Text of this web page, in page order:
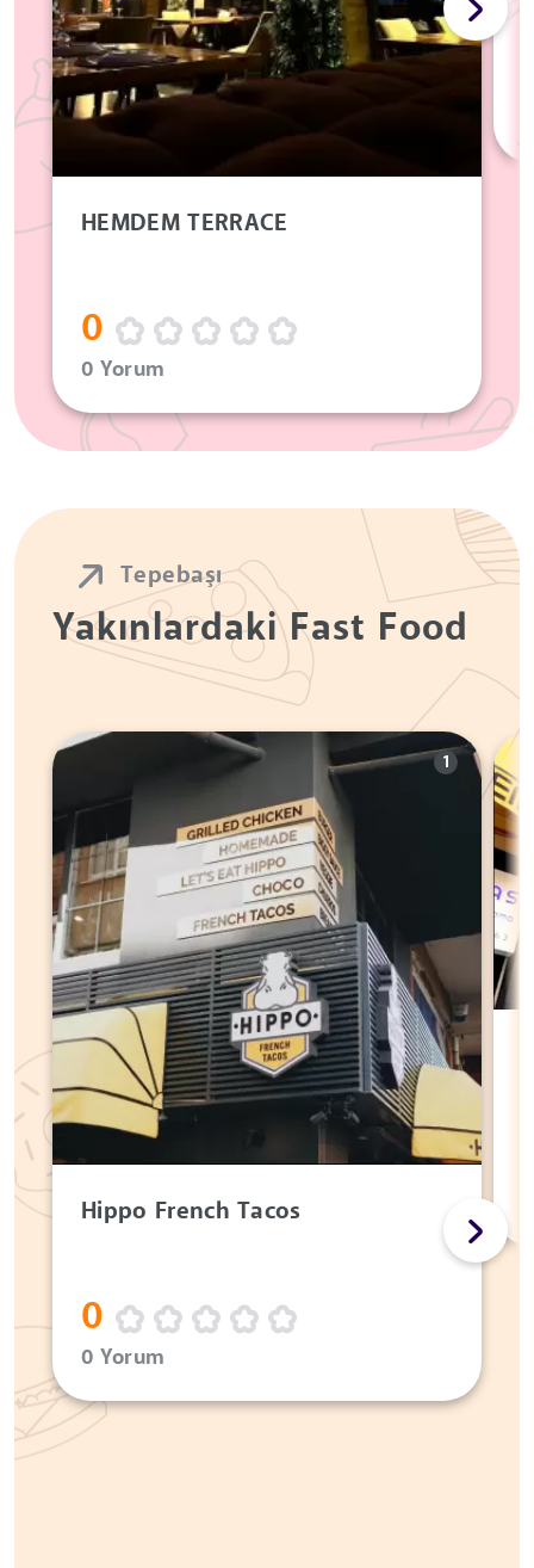
HEMDEM TERRACE
0
0 Yorum
Tepebaşı
Yakınlardaki Fast Food
1
Hippo French Tacos
0
0 Yorum